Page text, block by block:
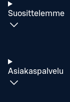
Suosittelemme
Asiakaspalvelu